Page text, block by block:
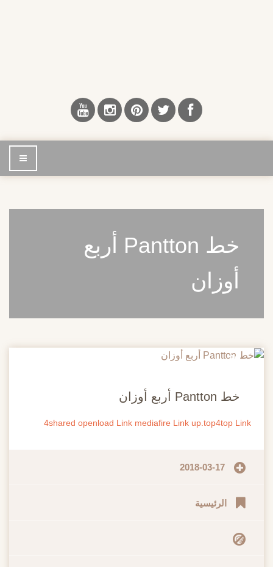
إضغط
للتصفح
خط Pantton أربع
أوزان
20
خط Pantton أربع أوزان
4shared openload Link mediafire Link up.top4top Link
2018-03-17
الرئيسية